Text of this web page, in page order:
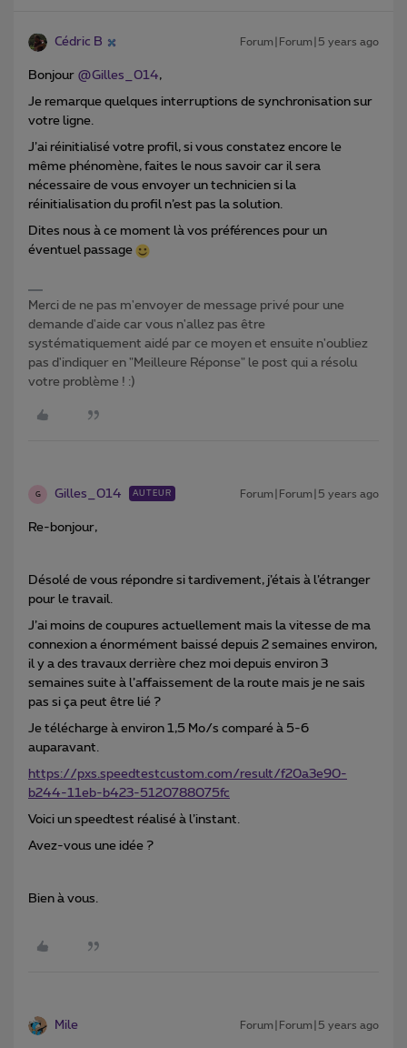
Cédric B Forum|Forum|5 years ago
Bonjour @Gilles_014,
Je remarque quelques interruptions de synchronisation sur
votre ligne.
J’ai réinitialisé votre profil, si vous constatez encore le
même phénomène, faites le nous savoir car il sera
nécessaire de vous envoyer un technicien si la
réinitialisation du profil n’est pas la solution.
Dites nous à ce moment là vos préférences pour un
éventuel passage
Merci de ne pas m'envoyer de message privé pour une
demande d'aide car vous n'allez pas être
systématiquement aidé par ce moyen et ensuite n'oubliez
pas d'indiquer en "Meilleure Réponse" le post qui a résolu
votre problème ! :)
G Gilles_014 AUTEUR Forum|Forum|5 years ago
Re-bonjour,
Désolé de vous répondre si tardivement, j’étais à l’étranger
pour le travail.
J’ai moins de coupures actuellement mais la vitesse de ma
connexion a énormément baissé depuis 2 semaines environ,
il y a des travaux derrière chez moi depuis environ 3
semaines suite à l’affaissement de la route mais je ne sais
pas si ça peut être lié ?
Je télécharge à environ 1,5 Mo/s comparé à 5-6
auparavant.
https://pxs.speedtestcustom.com/result/f20a3e90-
b244-11eb-b423-5120788075fc
Voici un speedtest réalisé à l’instant.
Avez-vous une idée ?
Bien à vous.
Mile Forum|Forum|5 years ago